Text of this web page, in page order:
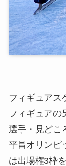
フィギュアス
フィギュアの
選手・見どこ
平昌オリンピ
は出場権3枠